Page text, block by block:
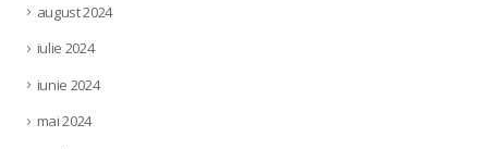
august 2024
iulie 2024
iunie 2024
mai 2024